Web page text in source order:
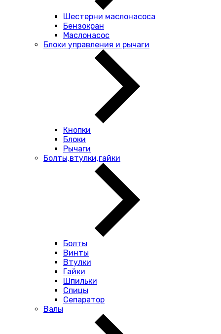
Шестерни маслонасоса
Бензокран
Маслонасос
Блоки управления и рычаги
Кнопки
Блоки
Рычаги
Болты,втулки,гайки
Болты
Винты
Втулки
Гайки
Шпильки
Спицы
Сепаратор
Валы